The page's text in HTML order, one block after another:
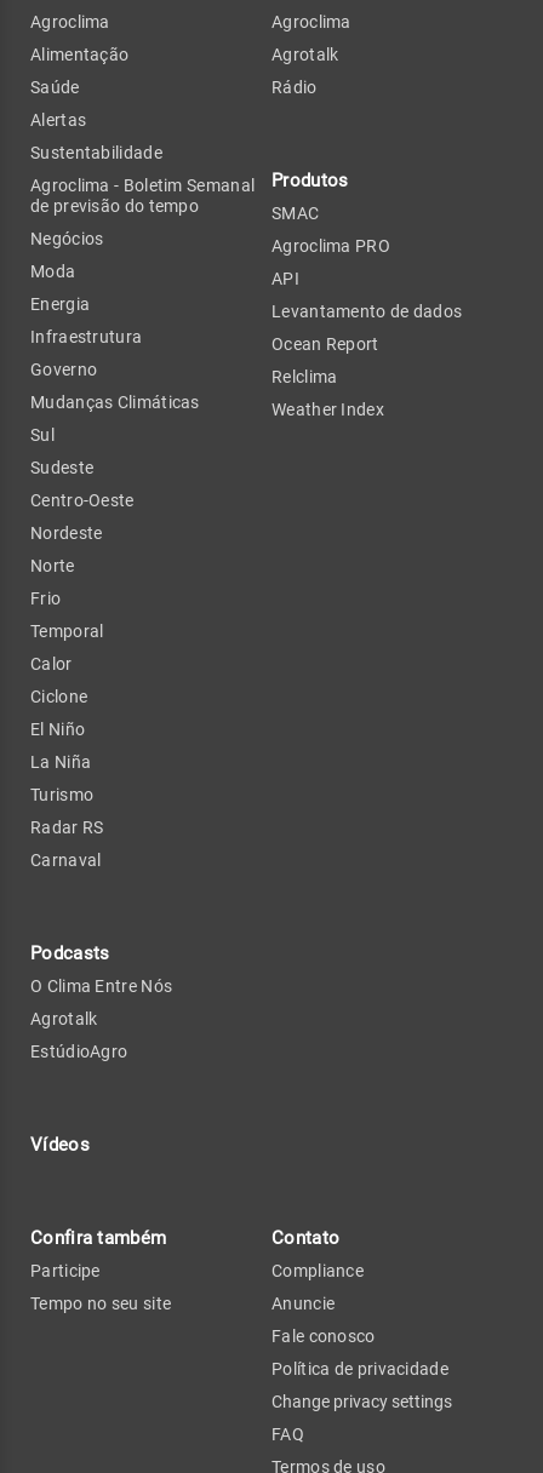
Agroclima
Alimentação
Saúde
Alertas
Sustentabilidade
Agroclima - Boletim Semanal
de previsão do tempo
Negócios
Moda
Energia
Infraestrutura
Governo
Mudanças Climáticas
Sul
Sudeste
Centro-Oeste
Nordeste
Norte
Frio
Temporal
Calor
Ciclone
El Niño
La Niña
Turismo
Radar RS
Carnaval
Podcasts
O Clima Entre Nós
Agrotalk
EstúdioAgro
Vídeos
Agroclima
Agrotalk
Rádio
Produtos
SMAC
Agroclima PRO
API
Levantamento de dados
Ocean Report
Relclima
Weather Index
Confira também
Participe
Tempo no seu site
Contato
Compliance
Anuncie
Fale conosco
Política de privacidade
Change privacy settings
FAQ
Termos de uso